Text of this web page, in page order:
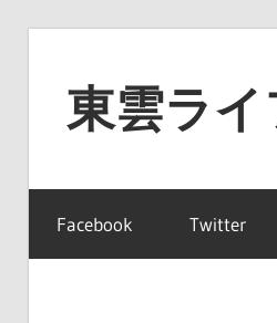
東雲ラ
雲
ラ
イ
Facebook Twitter